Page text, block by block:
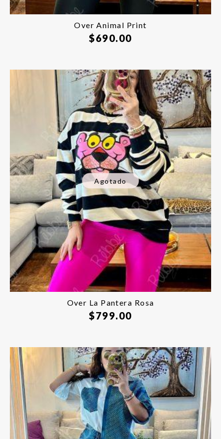
Over Animal Print
$690.00
Agotado
Over La Pantera Rosa
$799.00